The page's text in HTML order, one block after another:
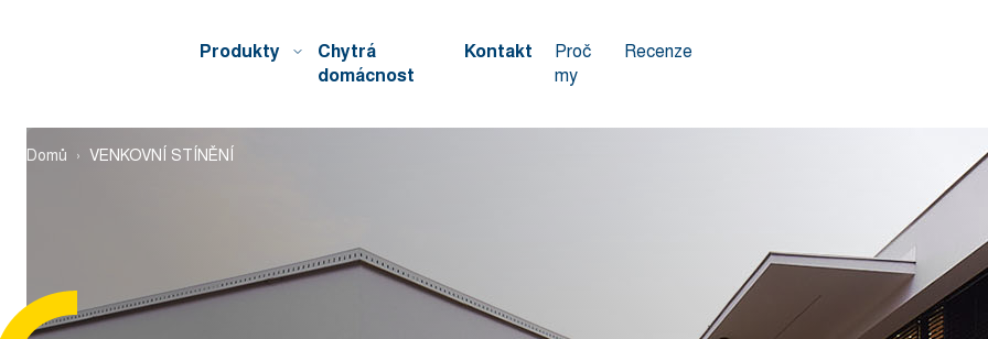
Produkty
Chytrá
domácnost
Kontakt
Proč
my
Recenze
Domů VENKOVNÍ STÍNĚNÍ